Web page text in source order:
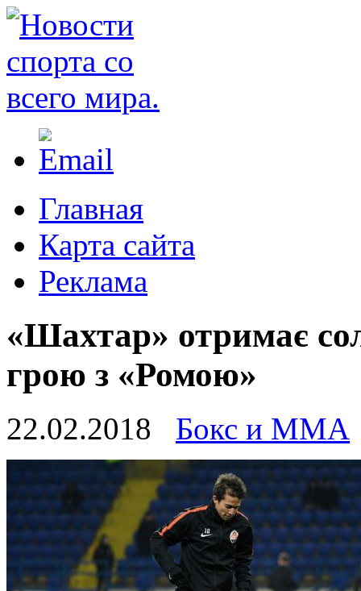
Главная
Карта сайта
Реклама
«Шахтар» отримає
грою з «Ромою»
22.02.2018 Бокс и ММА